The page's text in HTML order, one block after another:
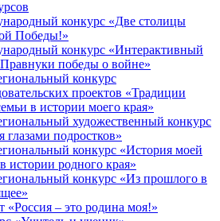
конкурс «Две столицы
Победы!»
конкурс «Интерактивный
победы о войне»
конкурс
проектов «Традиции
в истории моего края»
художественный конкурс
глазами подростков»
конкурс «История моей
истории родного края»
конкурс «Из прошлого в
«Россия – это родина моя!»